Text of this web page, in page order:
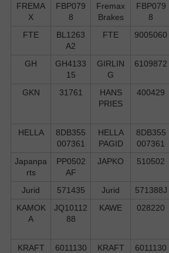
FREMA
X
FBP079
8
Fremax
Brakes
FBP079
8
FTE
BL1263
A2
FTE 9005060
GH
GH4133
15
GIRLIN
G
6109872
GKN 31761
HANS
PRIES
400429
HELLA
8DB355
007361
HELLA
PAGID
8DB355
007361
Japanpa
rts
PP0502
AF
JAPKO 510502
Jurid
571435 Jurid 571388J
KAMOK
A
JQ10112
88
KAWE 028220
KRAFT 6011130
KRAFT
6011130